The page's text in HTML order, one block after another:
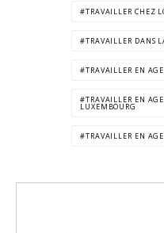
TRAVAILLER CHEZ
TRAVAILLER DANS
TRAVAILLER EN
TRAVAILLER EN
LUXEMBOURG
TRAVAILLER EN